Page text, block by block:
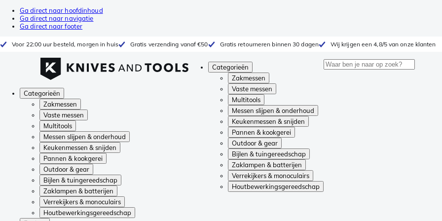
Ga direct naar hoofdinhoud
Ga direct naar navigatie
Ga direct naar footer
Voor 22:00 uur besteld, morgen in huis Gratis verzending vanaf €50 Gratis retourneren binnen 30 dagen Wij krijgen een 4,8/5 van onze klanten
Categorieën
Zakmessen
Vaste messen
Multitools
Messen slijpen & onderhoud
Keukenmessen & snijden
Pannen & kookgerei
Outdoor & gear
Bijlen & tuingereedschap
Zaklampen & batterijen
Verrekijkers & monoculairs
Houtbewerkingsgereedschap
Categorieën
Zakmessen
Vaste messen
Multitools
Messen slijpen & onderhoud
Keukenmessen & snijden
Pannen & kookgerei
Outdoor & gear
Bijlen & tuingereedschap
Zaklampen & batterijen
Verrekijkers & monoculairs
Houtbewerkingsgereedschap